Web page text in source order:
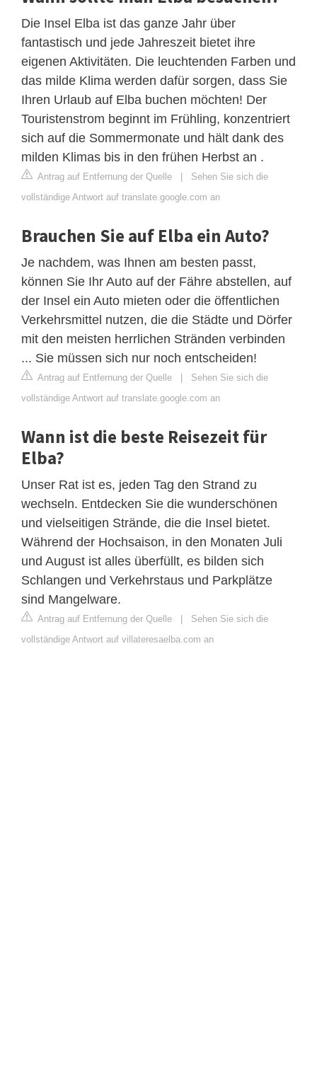
Die Insel Elba ist das ganze Jahr über
fantastisch und jede Jahreszeit bietet ihre
eigenen Aktivitäten. Die leuchtenden Farben und
das milde Klima werden dafür sorgen, dass Sie
Ihren Urlaub auf Elba buchen möchten! Der
Touristenstrom beginnt im Frühling, konzentriert
sich auf die Sommermonate und hält dank des
milden Klimas bis in den frühen Herbst an .
Antrag auf Entfernung der Quelle | Sehen Sie sich die
vollständige Antwort auf translate.google.com an
Brauchen Sie auf Elba ein Auto?
Je nachdem, was Ihnen am besten passt,
können Sie Ihr Auto auf der Fähre abstellen, auf
der Insel ein Auto mieten oder die öffentlichen
Verkehrsmittel nutzen, die die Städte und Dörfer
mit den meisten herrlichen Stränden verbinden
... Sie müssen sich nur noch entscheiden!
Antrag auf Entfernung der Quelle | Sehen Sie sich die
vollständige Antwort auf translate.google.com an
Wann ist die beste Reisezeit für
Elba?
Unser Rat ist es, jeden Tag den Strand zu
wechseln. Entdecken Sie die wunderschönen
und vielseitigen Strände, die die Insel bietet.
Während der Hochsaison, in den Monaten Juli
und August ist alles überfüllt, es bilden sich
Schlangen und Verkehrstaus und Parkplätze
sind Mangelware.
Antrag auf Entfernung der Quelle | Sehen Sie sich die
vollständige Antwort auf villateresaelba.com an